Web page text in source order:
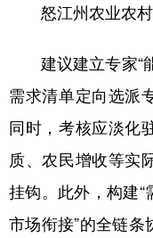
怒江州农业农
建议建立专家“
需求清单定向选派
同时，考核应淡化
质、农民增收等实
挂钩。此外，构
市场衔接”的全链